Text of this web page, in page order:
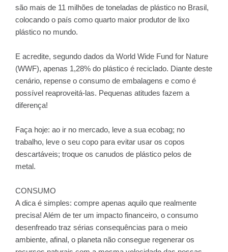
são mais de 11 milhões de toneladas de plástico no Brasil,
colocando o país como quarto maior produtor de lixo
plástico no mundo.
E acredite, segundo dados da World Wide Fund for Nature
(WWF), apenas 1,28% do plástico é reciclado. Diante deste
cenário, repense o consumo de embalagens e como é
possível reaproveitá-las. Pequenas atitudes fazem a
diferença!
Faça hoje: ao ir no mercado, leve a sua ecobag; no
trabalho, leve o seu copo para evitar usar os copos
descartáveis; troque os canudos de plástico pelos de
metal.
CONSUMO
A dica é simples: compre apenas aquilo que realmente
precisa! Além de ter um impacto financeiro, o consumo
desenfreado traz sérias consequências para o meio
ambiente, afinal, o planeta não consegue regenerar os